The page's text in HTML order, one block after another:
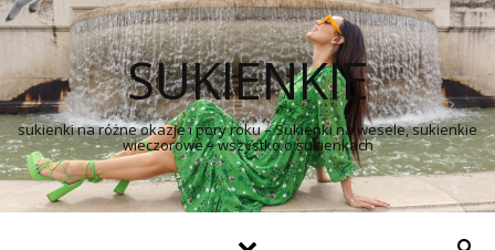
SUKIENKIE
sukienki na różne okazje i pory roku – Sukienki na wesele, sukienkie
wieczorowe – wszystko o sukienkach